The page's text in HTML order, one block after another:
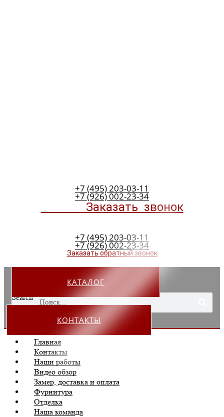
+7 (495) 203-03-11
+7 (926) 002-23-34
Заказать звонок
+7 (495) 203-03-11
+7 (926) 002-23-34
Заказать обратный звонок
КАТАЛОГ
Search
КОНТАКТЫ
Главная
Контакты
Наши работы
Видео обзор
Замер, доставка и оплата
Фурнитура
Отделка
Наша команда